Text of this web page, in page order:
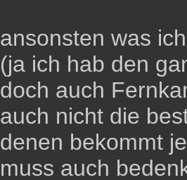
ansonsten was
(ja ich hab den
doch auch
auch nicht die
denen bekommt
muss auch